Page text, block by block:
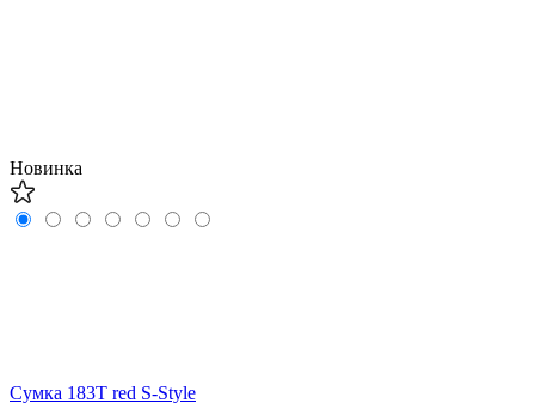
Новинка
Сумка 183T red S-Style